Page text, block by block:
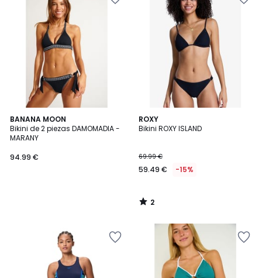
BANANA MOON
Bikini de 2 piezas DAMOMADIA -
MARANY
94.99 €
ROXY
Bikini ROXY ISLAND
69.99 €
59.49 € -15%
2
/
2
/